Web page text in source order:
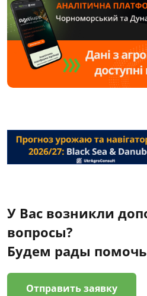
У Вас возникли
вопросы?
Будем рады
Отправить заявку